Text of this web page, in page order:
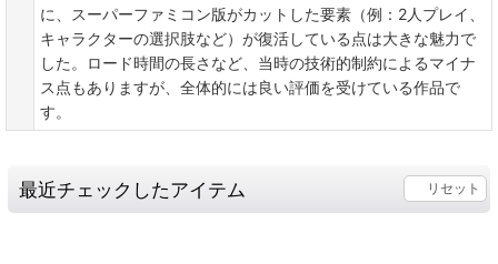
に、スーパーファミコン版がカットした要素（例：2人プレイ、
キャラクターの選択肢など）が復活している点は大きな魅力で
した。ロード時間の長さなど、当時の技術的制約によるマイナ
ス点もありますが、全体的には良い評価を受けている作品で
す。
最近チェックしたアイテム リセット